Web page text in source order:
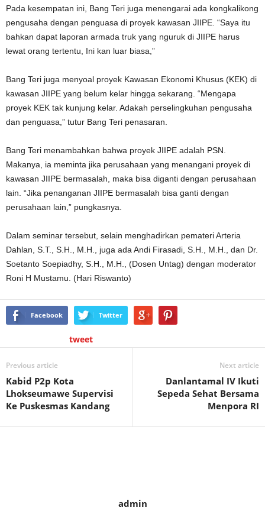
Pada kesempatan ini, Bang Teri juga menengarai ada kongkalikong
pengusaha dengan penguasa di proyek kawasan JIIPE. “Saya itu
bahkan dapat laporan armada truk yang nguruk di JIIPE harus
lewat orang tertentu, Ini kan luar biasa,”
Bang Teri juga menyoal proyek Kawasan Ekonomi Khusus (KEK) di
kawasan JIIPE yang belum kelar hingga sekarang. “Mengapa
proyek KEK tak kunjung kelar. Adakah perselingkuhan pengusaha
dan penguasa,” tutur Bang Teri penasaran.
Bang Teri menambahkan bahwa proyek JIIPE adalah PSN.
Makanya, ia meminta jika perusahaan yang menangani proyek di
kawasan JIIPE bermasalah, maka bisa diganti dengan perusahaan
lain. “Jika penanganan JIIPE bermasalah bisa ganti dengan
perusahaan lain,” pungkasnya.
Dalam seminar tersebut, selain menghadirkan pemateri Arteria
Dahlan, S.T., S.H., M.H., juga ada Andi Firasadi, S.H., M.H., dan Dr.
Soetanto Soepiadhy, S.H., M.H., (Dosen Untag) dengan moderator
Roni H Mustamu. (Hari Riswanto)
Facebook Twitter
tweet
Previous article
Kabid P2p Kota
Lhokseumawe Supervisi
Ke Puskesmas Kandang
Next article
Danlantamal IV Ikuti
Sepeda Sehat Bersama
Menpora RI
admin